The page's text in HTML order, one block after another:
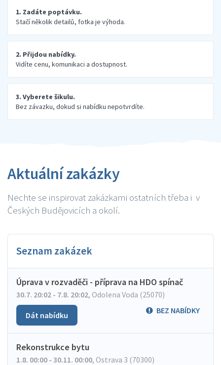
1. Zadáte poptávku.
Stačí několik detailů, fotka je výhoda.
2. Přijdou nabídky.
Vidíte cenu, komunikaci a dostupnost.
3. Vyberete šikulu.
Bez závazku, dokud si nabídku nepotvrdíte.
Aktuální zakázky
Nechte se inspirovat zakázkami ostatních třeba i v
Českých Budějovicích a okolí.
Seznam zakázek
Úprava v rozvaděči - příprava na HDO spínač
30.7. 20:02 - 7.8. 20:02, Odolena Voda (25070)
BEZ NABÍDKY
Dát nabídku
Rekonstrukce bytu
1.8. 00:00 - 30.11. 00:00, Ostrava 3 (70300)